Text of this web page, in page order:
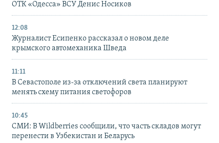
ОТК «Одесса» ВСУ Денис Носиков
12:08
Журналист Есипенко рассказал о новом деле
крымского автомеханика Шведа
11:11
В Севастополе из-за отключений света планируют
менять схему питания светофоров
10:45
СМИ: В Wildberries сообщили, что часть складов могут
перенести в Узбекистан и Беларусь